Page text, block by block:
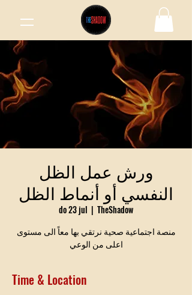
ورش عمل الظل
النفسي أو أنماط الظل
do 23 jul
  |
TheShadow
منصة اجتماعية صحية نرتقي بها معاً الى مستوى
اعلى من الوعي
Time & Location